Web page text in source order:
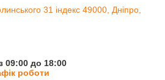
31 індекс 49000, Дніпро,
09:00 до 18:00
роботи